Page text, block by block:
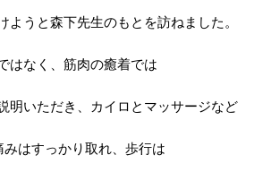
ようと森下先生のもとを訪ねました。
はなく、筋肉の癒着では
明いただき、カイロとマッサージなど
はすっかり取れ、歩行は